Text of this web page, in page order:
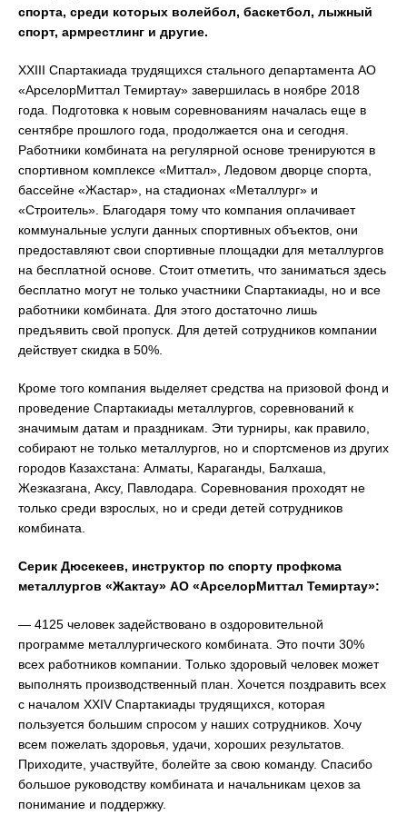
спорта, среди которых волейбол, баскетбол, лыжный
спорт, армрестлинг и другие.
XXIII Спартакиада трудящихся стального департамента АО
«АрселорМиттал Темиртау» завершилась в ноябре 2018
года. Подготовка к новым соревнованиям началась еще в
сентябре прошлого года, продолжается она и сегодня.
Работники комбината на регулярной основе тренируются в
спортивном комплексе «Миттал», Ледовом дворце спорта,
бассейне «Жастар», на стадионах «Металлург» и
«Строитель». Благодаря тому что компания оплачивает
коммунальные услуги данных спортивных объектов, они
предоставляют свои спортивные площадки для металлургов
на бесплатной основе. Стоит отметить, что заниматься здесь
бесплатно могут не только участники Спартакиады, но и все
работники комбината. Для этого достаточно лишь
предъявить свой пропуск. Для детей сотрудников компании
действует скидка в 50%.
Кроме того компания выделяет средства на призовой фонд и
проведение Спартакиады металлургов, соревнований к
значимым датам и праздникам. Эти турниры, как правило,
собирают не только металлургов, но и спортсменов из других
городов Казахстана: Алматы, Караганды, Балхаша,
Жезказгана, Аксу, Павлодара. Соревнования проходят не
только среди взрослых, но и среди детей сотрудников
комбината.
Серик Дюсекеев, инструктор по спорту профкома
металлургов «Жактау» АО «АрселорМиттал Темиртау»:
— 4125 человек задействовано в оздоровительной
программе металлургического комбината. Это почти 30%
всех работников компании. Только здоровый человек может
выполнять производственный план. Хочется поздравить всех
с началом XXIV Спартакиады трудящихся, которая
пользуется большим спросом у наших сотрудников. Хочу
всем пожелать здоровья, удачи, хороших результатов.
Приходите, участвуйте, болейте за свою команду. Спасибо
большое руководству комбината и начальникам цехов за
понимание и поддержку.